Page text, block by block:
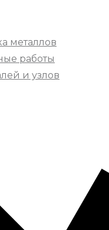
металлов
работы
и узлов